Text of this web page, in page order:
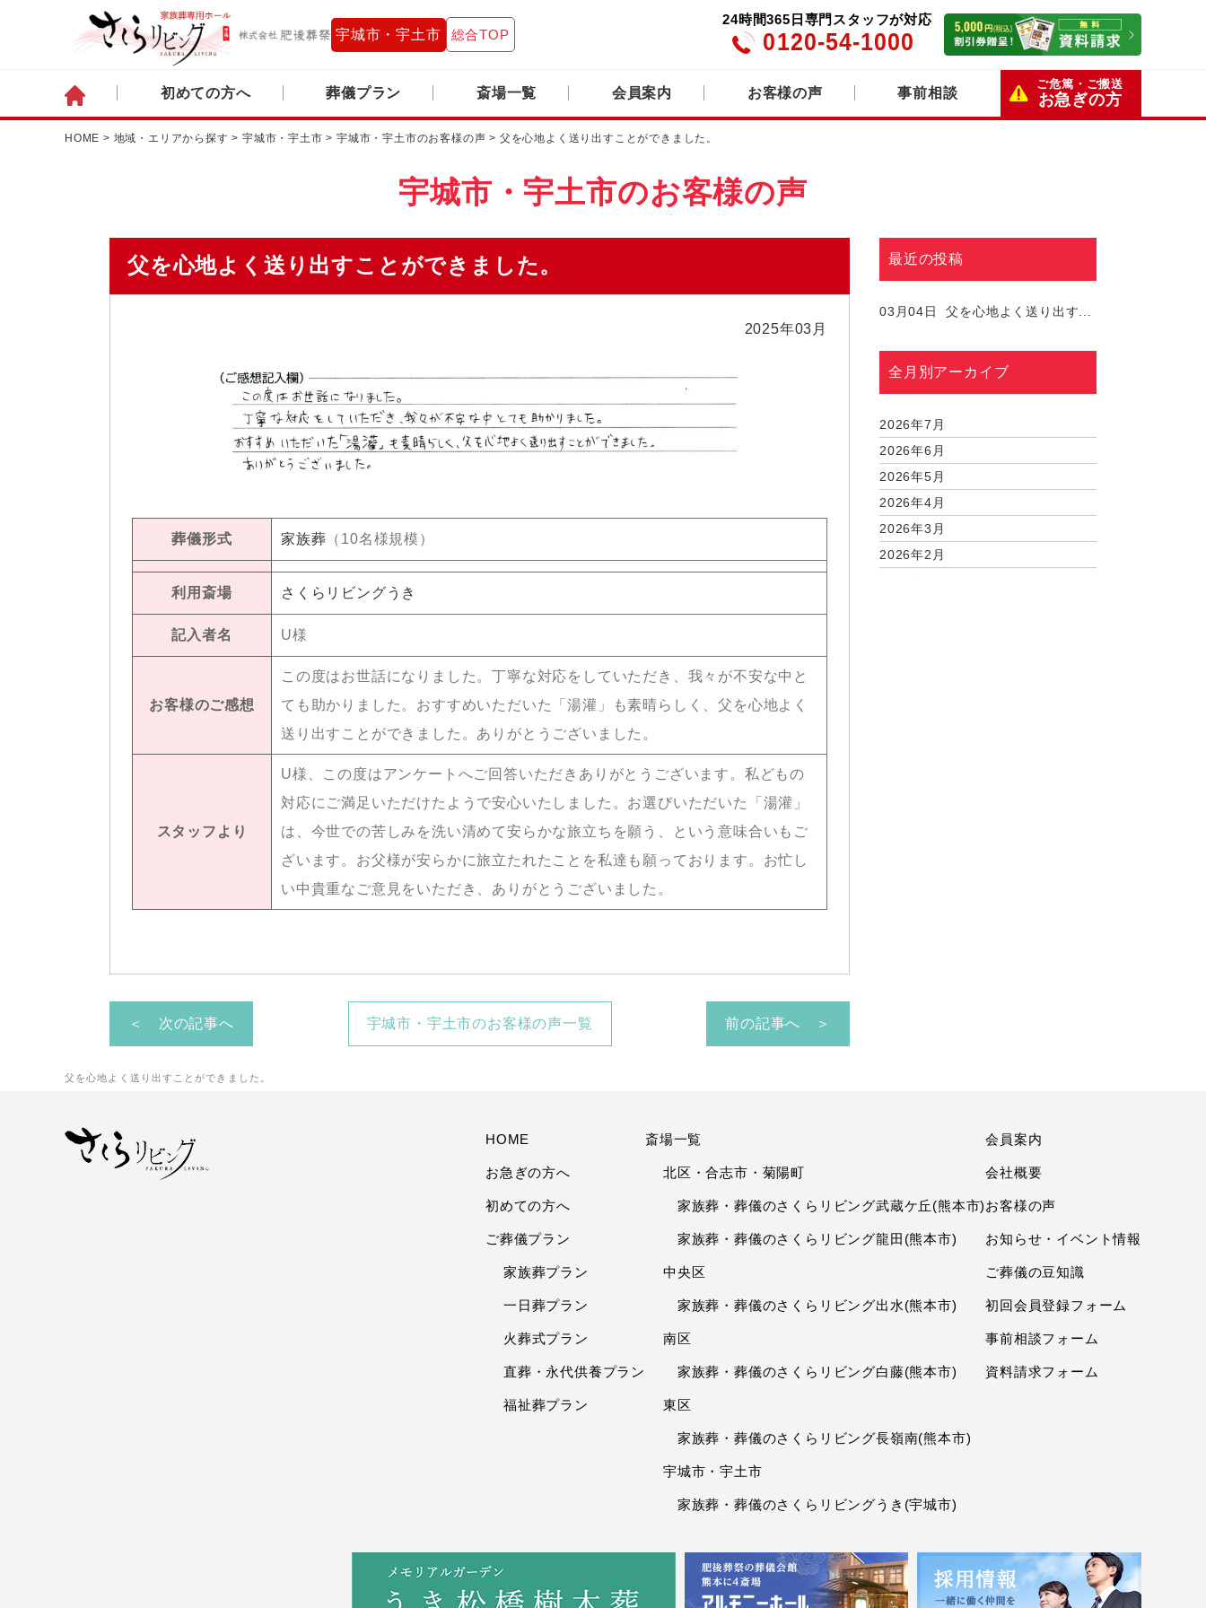
宇城市・宇土市 総合TOP
24時間365日専門スタッフが対応
0120-54-1000
初めての方へ 葬儀プラン 斎場一覧 会員案内 お客様の声 事前相談
ご危篤・ご搬送
お急ぎの方
HOME > 地域・エリアから探す >宇城市・宇土市 >宇城市・宇土市のお客様の声 > 父を心地よく送り出すことができました。
父を心地よく送り出すことができました。
宇城市・宇土市のお客様の声
父を心地よく送り出すことができました。
2025年03月
葬儀形式 家族葬 （10名様規模）
利用斎場 さくらリビングうき
記入者名 U様
お客様のご感想
この度はお世話になりました。丁寧な対応をしていただき、我々が不安な中と
ても助かりました。おすすめいただいた「湯灌」も素晴らしく、父を心地よく
送り出すことができました。ありがとうございました。
スタッフより
U様、この度はアンケートへご回答いただきありがとうございます。私どもの
対応にご満足いただけたようで安心いたしました。お選びいただいた「湯灌」
は、今世での苦しみを洗い清めて安らかな旅立ちを願う、という意味合いもご
ざいます。お父様が安らかに旅立たれたことを私達も願っております。お忙し
い中貴重なご意見をいただき、ありがとうございました。
＜ 次の記事へ 宇城市・宇土市のお客様の声一覧 前の記事へ ＞
最近の投稿
03月04日 父を心地よく送り出す...
全月別アーカイブ
2026年7月
2026年6月
2026年5月
2026年4月
2026年3月
2026年2月
2023年7月
2023年6月
2023年3月
2023年1月
2022年10月
2022年5月
2022年4月
HOME
お急ぎの方へ
初めての方へ
ご葬儀プラン
家族葬プラン
一日葬プラン
火葬式プラン
直葬・永代供養プラン
福祉葬プラン
斎場一覧
北区・合志市・菊陽町
家族葬・葬儀のさくらリビング武蔵ケ丘(熊本市)
家族葬・葬儀のさくらリビング龍田(熊本市)
中央区
家族葬・葬儀のさくらリビング出水(熊本市)
南区
家族葬・葬儀のさくらリビング白藤(熊本市)
東区
家族葬・葬儀のさくらリビング長嶺南(熊本市)
宇城市・宇土市
家族葬・葬儀のさくらリビングうき(宇城市)
会員案内
会社概要
お客様の声
お知らせ・イベント情報
ご葬儀の豆知識
初回会員登録フォーム
事前相談フォーム
資料請求フォーム